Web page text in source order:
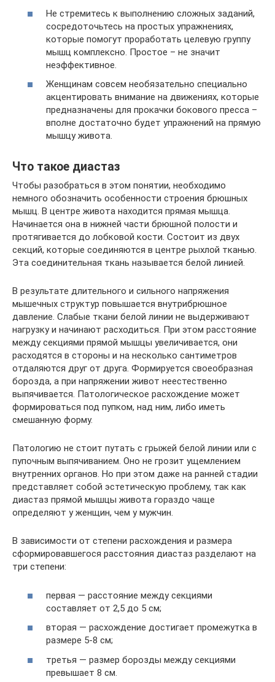
Не стремитесь к выполнению сложных заданий,
сосредоточьтесь на простых упражнениях,
которые помогут проработать целевую группу
мышц комплексно. Простое – не значит
неэффективное.
Женщинам совсем необязательно специально
акцентировать внимание на движениях, которые
предназначены для прокачки бокового пресса –
вполне достаточно будет упражнений на прямую
мышцу живота.
Что такое диастаз
Чтобы разобраться в этом понятии, необходимо
немного обозначить особенности строения брюшных
мышц. В центре живота находится прямая мышца.
Начинается она в нижней части брюшной полости и
протягивается до лобковой кости. Состоит из двух
секций, которые соединяются в центре рыхлой тканью.
Эта соединительная ткань называется белой линией.
В результате длительного и сильного напряжения
мышечных структур повышается внутрибрюшное
давление. Слабые ткани белой линии не выдерживают
нагрузку и начинают расходиться. При этом расстояние
между секциями прямой мышцы увеличивается, они
расходятся в стороны и на несколько сантиметров
отдаляются друг от друга. Формируется своеобразная
борозда, а при напряжении живот неестественно
выпячивается. Патологическое расхождение может
формироваться под пупком, над ним, либо иметь
смешанную форму.
Патологию не стоит путать с грыжей белой линии или с
пупочным выпячиванием. Оно не грозит ущемлением
внутренних органов. Но при этом даже на ранней стадии
представляет собой эстетическую проблему, так как
диастаз прямой мышцы живота гораздо чаще
определяют у женщин, чем у мужчин.
В зависимости от степени расхождения и размера
сформировавшегося расстояния диастаз разделают на
три степени:
первая — расстояние между секциями
составляет от 2,5 до 5 см;
вторая — расхождение достигает промежутка в
размере 5-8 см;
третья — размер борозды между секциями
превышает 8 см.